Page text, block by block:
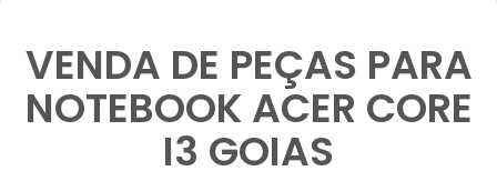
VENDA DE PEÇAS PARA
NOTEBOOK ACER CORE
I3 GOIAS